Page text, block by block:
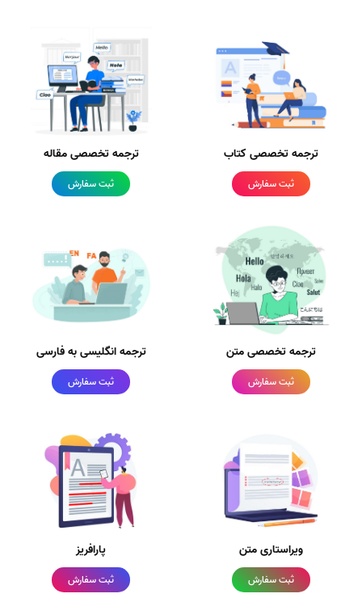
ترجمه تخصصی کتاب
ثبت سفارش
ترجمه تخصصی مقاله
ثبت سفارش
ترجمه تخصصی متن
ثبت سفارش
ترجمه انگلیسی به فارسی
ثبت سفارش
ویراستاری متن
ثبت سفارش
پارافریز
ثبت سفارش